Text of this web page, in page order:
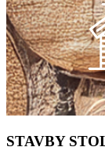
STAVBY